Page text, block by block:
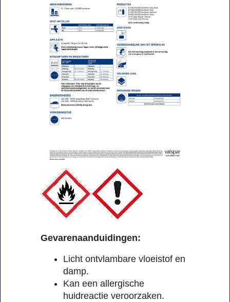
Gevarenaanduidingen:
Licht ontvlambare vloeistof en
damp.
Kan een allergische
huidreactie veroorzaken.